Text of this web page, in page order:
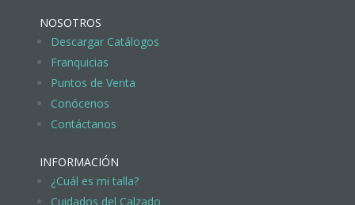
NOSOTROS
Descargar Catálogos
Franquicias
Puntos de Venta
Conócenos
Contáctanos
INFORMACIÓN
¿Cuál es mi talla?
Cuidados del Calzado